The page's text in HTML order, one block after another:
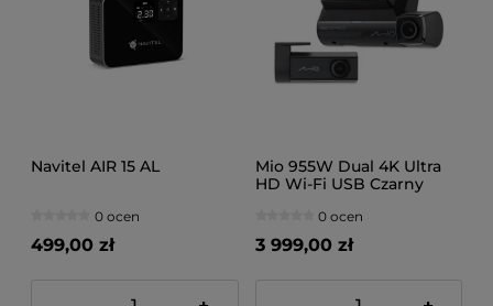
Navitel AIR 15 AL
0 ocen
499,00 zł
Mio 955W Dual 4K Ultra
HD Wi-Fi USB Czarny
0 ocen
3 999,00 zł